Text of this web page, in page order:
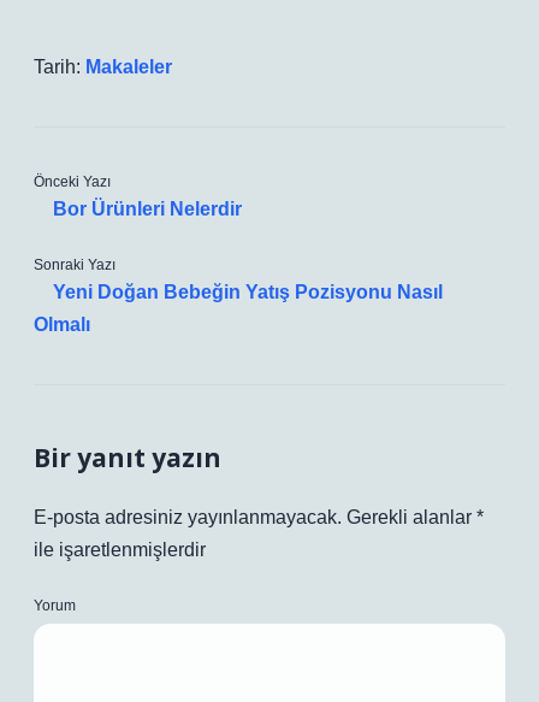
Tarih: Makaleler
Önceki Yazı
Bor Ürünleri Nelerdir
Sonraki Yazı
Yeni Doğan Bebeğin Yatış Pozisyonu Nasıl
Olmalı
Bir yanıt yazın
E-posta adresiniz yayınlanmayacak. Gerekli alanlar *
ile işaretlenmişlerdir
Yorum